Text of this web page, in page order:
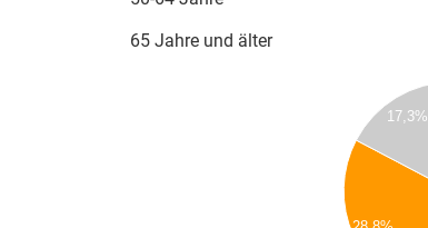
Dienst
65 Jahre und älter
17,3%